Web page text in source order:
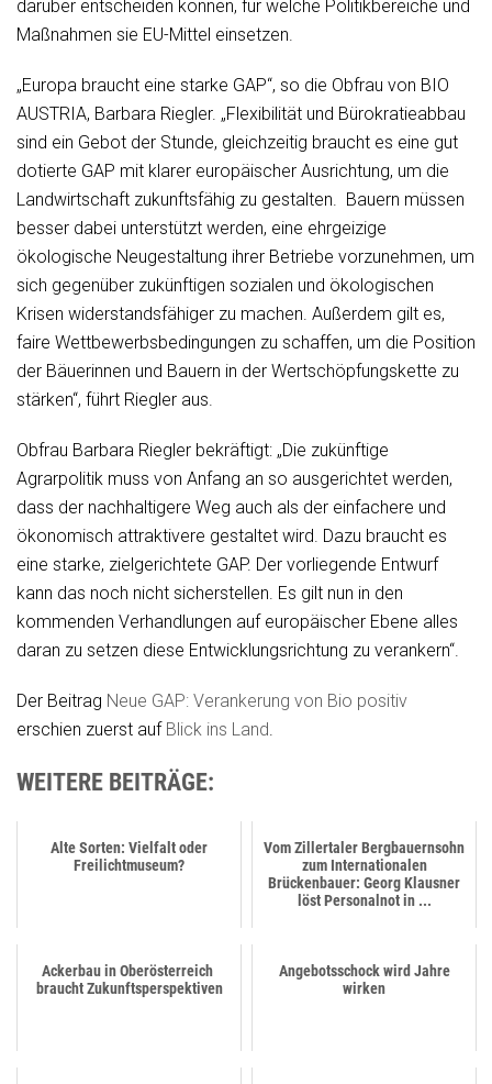
darüber entscheiden können, für welche Politikbereiche und
Maßnahmen sie EU-Mittel einsetzen.
„Europa braucht eine starke GAP“, so die Obfrau von BIO
AUSTRIA, Barbara Riegler. „Flexibilität und Bürokratieabbau
sind ein Gebot der Stunde, gleichzeitig braucht es eine gut
dotierte GAP mit klarer europäischer Ausrichtung, um die
Landwirtschaft zukunftsfähig zu gestalten. Bauern müssen
besser dabei unterstützt werden, eine ehrgeizige
ökologische Neugestaltung ihrer Betriebe vorzunehmen, um
sich gegenüber zukünftigen sozialen und ökologischen
Krisen widerstandsfähiger zu machen. Außerdem gilt es,
faire Wettbewerbsbedingungen zu schaffen, um die Position
der Bäuerinnen und Bauern in der Wertschöpfungskette zu
stärken“, führt Riegler aus.
Obfrau Barbara Riegler bekräftigt: „Die zukünftige
Agrarpolitik muss von Anfang an so ausgerichtet werden,
dass der nachhaltigere Weg auch als der einfachere und
ökonomisch attraktivere gestaltet wird. Dazu braucht es
eine starke, zielgerichtete GAP. Der vorliegende Entwurf
kann das noch nicht sicherstellen. Es gilt nun in den
kommenden Verhandlungen auf europäischer Ebene alles
daran zu setzen diese Entwicklungsrichtung zu verankern“.
Der Beitrag Neue GAP: Verankerung von Bio positiv
erschien zuerst auf Blick ins Land.
WEITERE BEITRÄGE:
Alte Sorten: Vielfalt oder
Freilichtmuseum?
Vom Zillertaler Bergbauernsohn
zum Internationalen
Brückenbauer: Georg Klausner
löst Personalnot in ...
Ackerbau in Oberösterreich
braucht Zukunftsperspektiven
Angebotsschock wird Jahre
wirken